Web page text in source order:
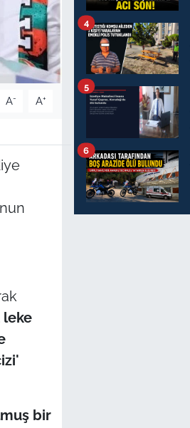
A- A+
leke
bir
4
5
6